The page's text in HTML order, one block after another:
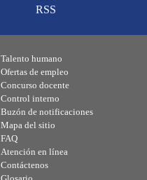
RSS
Talento humano
Ofertas de empleo
Concurso docente
Control interno
Buzón de notificaciones
Mapa del sitio
FAQ
Atención en línea
Contáctenos